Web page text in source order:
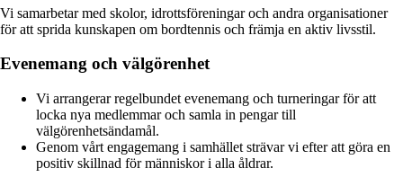
Vi samarbetar med skolor, idrottsföreningar och andra organisationer
för att sprida kunskapen om bordtennis och främja en aktiv livsstil.
Evenemang och välgörenhet
Vi arrangerar regelbundet evenemang och turneringar för att
locka nya medlemmar och samla in pengar till
välgörenhetsändamål.
Genom vårt engagemang i samhället strävar vi efter att göra en
positiv skillnad för människor i alla åldrar.